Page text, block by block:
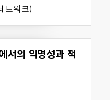
트워크)
서의 익명성과 책